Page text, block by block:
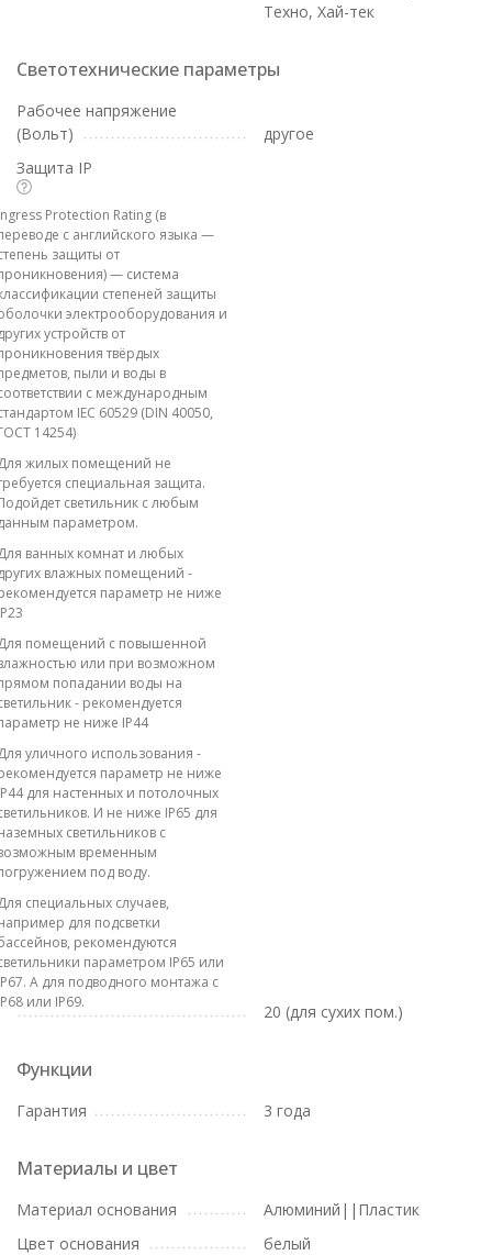
Техно, Хай-тек
Светотехнические параметры
Рабочее напряжение
(Вольт)
другое
Защита IP
Protection Rating (в
с английского языка —
защиты от
— система
степеней защиты
электрооборудования и
устройств от
твёрдых
пыли и воды в
с международным
IEC 60529 (DIN 40050,
14254)
жилых помещений не
специальная защита.
светильник с любым
параметром.
ванных комнат и любых
влажных помещений -
параметр не ниже
помещений с повышенной
или при возможном
попадании воды на
- рекомендуется
не ниже IP44
уличного использования -
параметр не ниже
для настенных и потолочных
И не ниже IP65 для
светильников с
временным
под воду.
специальных случаев,
для подсветки
рекомендуются
параметром IP65 или
А для подводного монтажа с
или IP69.
20 (для сухих пом.)
Функции
Гарантия 3 года
Материалы и цвет
Материал основания
Алюминий||Пластик
Цвет основания
белый